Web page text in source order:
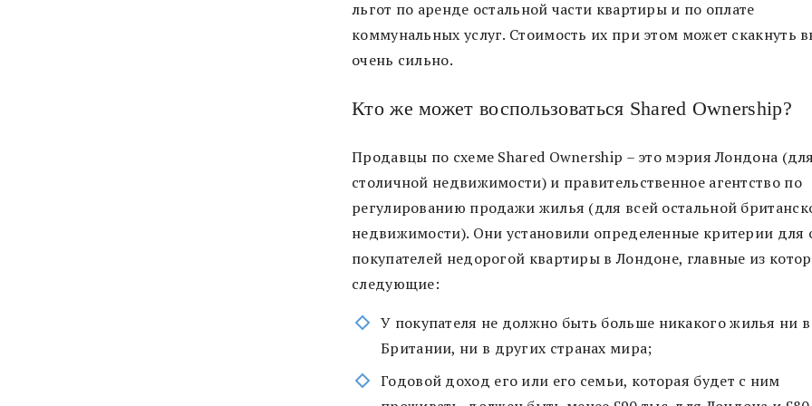
льгот по аренде остальной части квартиры и по оплате
коммунальных услуг. Стоимость их при этом может скакнуть
очень сильно.
Кто же может воспользоваться Shared Ownership?
Продавцы по схеме Shared Ownership – это мэрия Лондона (для
столичной недвижимости) и правительственное агентство по
регулированию продажи жилья (для всей остальной
недвижимости). Они установили определенные критерии для
покупателей недорогой квартиры в Лондоне, главные из
следующие:
У покупателя не должно быть больше никакого жилья ни в
Британии, ни в других странах мира;
Годовой доход его или его семьи, которая будет с ним